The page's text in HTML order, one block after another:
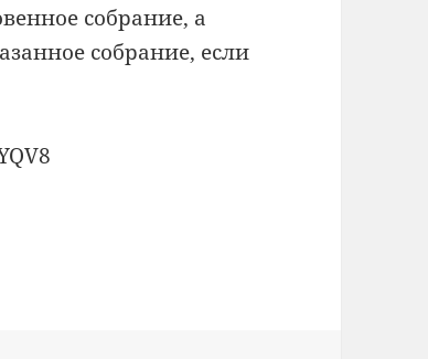
собрание, а
собрание, если